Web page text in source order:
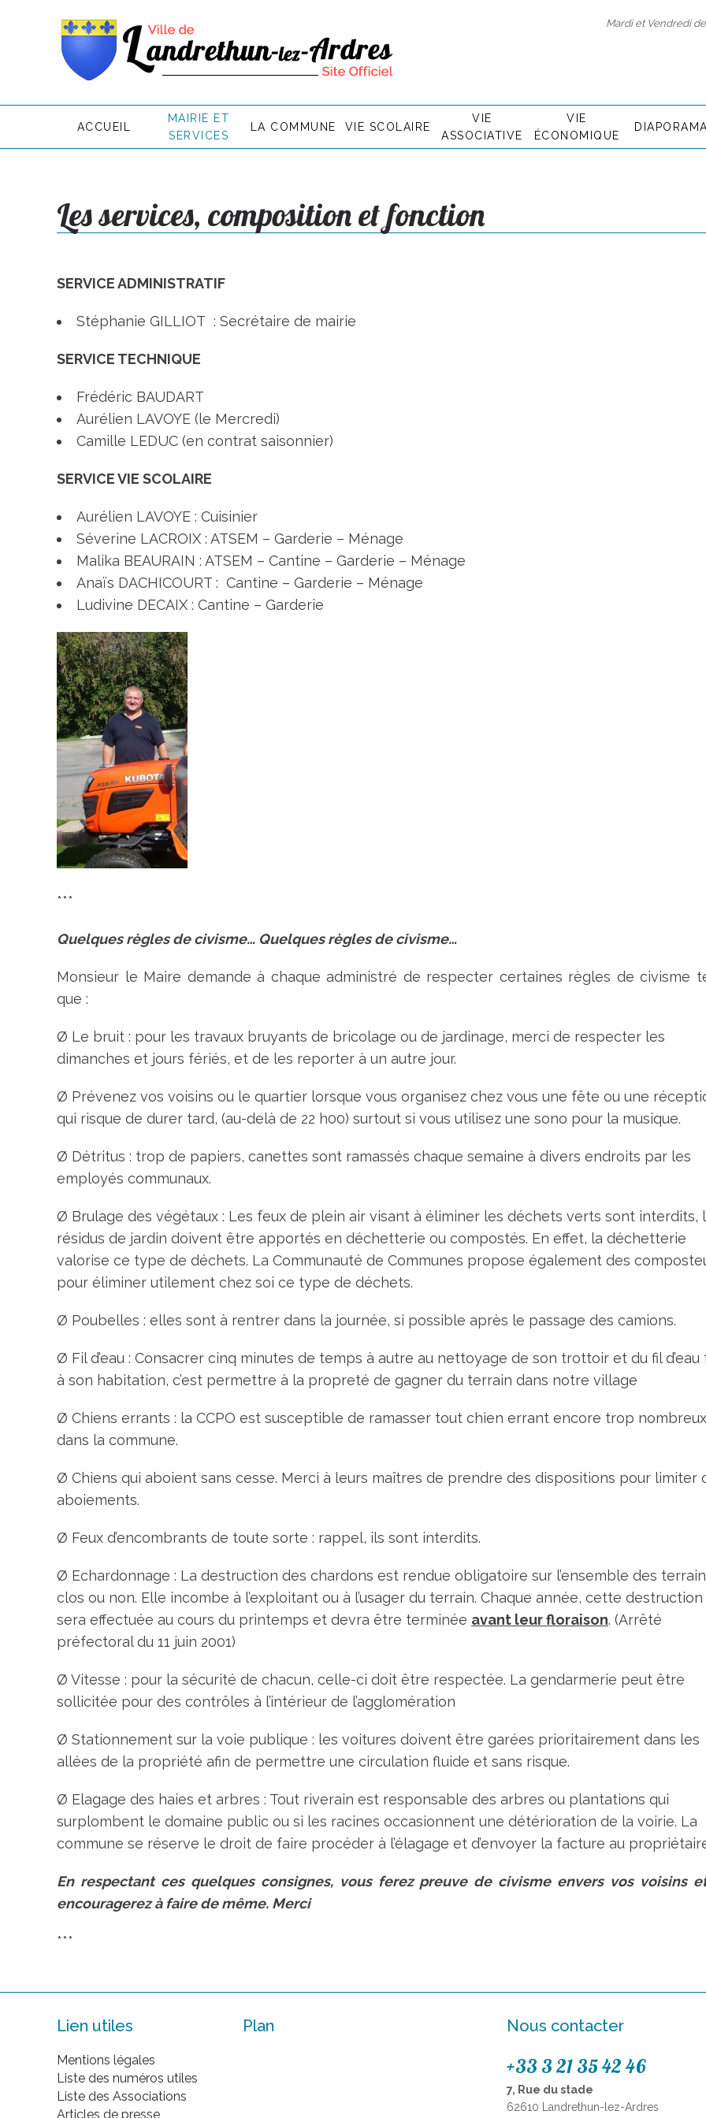
Mardi et Vendredi de
ACCUEIL
MAIRIE ET
SERVICES
LA COMMUNE VIE SCOLAIRE
VIE
ASSOCIATIVE
VIE
ÉCONOMIQUE
DIAPORAMA
Les services, composition et fonction
SERVICE ADMINISTRATIF
Stéphanie GILLIOT : Secrétaire de mairie
SERVICE TECHNIQUE
Frédéric BAUDART
Aurélien LAVOYE (le Mercredi)
Camille LEDUC (en contrat saisonnier)
SERVICE VIE SCOLAIRE
Aurélien LAVOYE : Cuisinier
Séverine LACROIX : ATSEM – Garderie – Ménage
Malika BEAURAIN : ATSEM – Cantine – Garderie – Ménage
Anaïs DACHICOURT : Cantine – Garderie – Ménage
Ludivine DECAIX : Cantine – Garderie
***
Quelques règles de civisme… Quelques règles de civisme…
Monsieur le Maire demande à chaque administré de respecter certaines règles de civisme
que :
Ø Le bruit : pour les travaux bruyants de bricolage ou de jardinage, merci de respecter les
dimanches et jours fériés, et de les reporter à un autre jour.
Ø Prévenez vos voisins ou le quartier lorsque vous organisez chez vous une fête ou une
qui risque de durer tard, (au-delà de 22 h00) surtout si vous utilisez une sono pour la musique.
Ø Détritus : trop de papiers, canettes sont ramassés chaque semaine à divers endroits par les
employés communaux.
Ø Brulage des végétaux : Les feux de plein air visant à éliminer les déchets verts sont interdits,
résidus de jardin doivent être apportés en déchetterie ou compostés. En effet, la déchetterie
valorise ce type de déchets. La Communauté de Communes propose également des
pour éliminer utilement chez soi ce type de déchets.
Ø Poubelles : elles sont à rentrer dans la journée, si possible après le passage des camions.
Ø Fil d’eau : Consacrer cinq minutes de temps à autre au nettoyage de son trottoir et du fil d’eau
à son habitation, c’est permettre à la propreté de gagner du terrain dans notre village
Ø Chiens errants : la CCPO est susceptible de ramasser tout chien errant encore trop nombreux
dans la commune.
Ø Chiens qui aboient sans cesse. Merci à leurs maîtres de prendre des dispositions pour limiter
aboiements.
Ø Feux d’encombrants de toute sorte : rappel, ils sont interdits.
Ø Echardonnage : La destruction des chardons est rendue obligatoire sur l’ensemble des
clos ou non. Elle incombe à l’exploitant ou à l’usager du terrain. Chaque année, cette destruction
sera effectuée au cours du printemps et devra être terminée avant leur floraison. (Arrêté
préfectoral du 11 juin 2001)
Ø Vitesse : pour la sécurité de chacun, celle-ci doit être respectée. La gendarmerie peut être
sollicitée pour des contrôles à l’intérieur de l’agglomération
Ø Stationnement sur la voie publique : les voitures doivent être garées prioritairement dans les
allées de la propriété afin de permettre une circulation fluide et sans risque.
Ø Elagage des haies et arbres : Tout riverain est responsable des arbres ou plantations qui
surplombent le domaine public ou si les racines occasionnent une détérioration de la voirie. La
commune se réserve le droit de faire procéder à l’élagage et d’envoyer la facture au
En respectant ces quelques consignes, vous ferez preuve de civisme envers vos voisins
encouragerez à faire de même. Merci
***
Lien utiles
Mentions légales
Liste des numéros utiles
Liste des Associations
Articles de presse
Plan Nous contacter
+33 3 21 35 42 46
7, Rue du stade
62610 Landrethun-lez-Ardres